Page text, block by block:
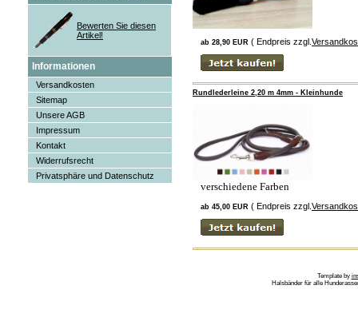
Bewerten Sie diesen
Artikel!
Informationen
Versandkosten
Sitemap
Unsere AGB
Impressum
Kontakt
Widerrufsrecht
Privatsphäre und Datenschutz
ab 28,90 EUR ( Endpreis zzgl.
Rundlederleine 2,20 m 4mm - Kleinhunde
verschiedene Farben
ab 45,00 EUR ( Endpreis zzgl.
Template by
Halsbänder für alle